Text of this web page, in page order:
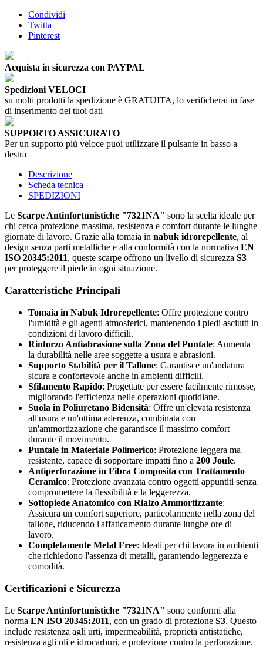
Condividi
Twitta
Pinterest
Acquista in sicurezza con PAYPAL
Spedizioni VELOCI
su molti prodotti la spedizione è GRATUITA, lo verificherai in fase
di inserimento dei tuoi dati
SUPPORTO ASSICURATO
Per un supporto più veloce puoi utilizzare il pulsante in basso a
destra
Descrizione
Scheda tecnica
SPEDIZIONI
Le Scarpe Antinfortunistiche "7321NA" sono la scelta ideale per
chi cerca protezione massima, resistenza e comfort durante le lunghe
giornate di lavoro. Grazie alla tomaia in nabuk idrorepellente, al
design senza parti metalliche e alla conformità con la normativa EN
ISO 20345:2011, queste scarpe offrono un livello di sicurezza S3
per proteggere il piede in ogni situazione.
Caratteristiche Principali
Tomaia in Nabuk Idrorepellente: Offre protezione contro
l'umidità e gli agenti atmosferici, mantenendo i piedi asciutti in
condizioni di lavoro difficili.
Rinforzo Antiabrasione sulla Zona del Puntale: Aumenta
la durabilità nelle aree soggette a usura e abrasioni.
Supporto Stabilità per il Tallone: Garantisce un'andatura
sicura e confortevole anche in ambienti difficili.
Sfilamento Rapido: Progettate per essere facilmente rimosse,
migliorando l'efficienza nelle operazioni quotidiane.
Suola in Poliuretano Bidensità: Offre un'elevata resistenza
all'usura e un'ottima aderenza, combinata con
un'ammortizzazione che garantisce il massimo comfort
durante il movimento.
Puntale in Materiale Polimerico: Protezione leggera ma
resistente, capace di sopportare impatti fino a 200 Joule.
Antiperforazione in Fibra Composita con Trattamento
Ceramico: Protezione avanzata contro oggetti appuntiti senza
compromettere la flessibilità e la leggerezza.
Sottopiede Anatomico con Rialzo Ammortizzante:
Assicura un comfort superiore, particolarmente nella zona del
tallone, riducendo l'affaticamento durante lunghe ore di
lavoro.
Completamente Metal Free: Ideali per chi lavora in ambienti
che richiedono l'assenza di metalli, garantendo leggerezza e
comodità.
Certificazioni e Sicurezza
Le Scarpe Antinfortunistiche "7321NA" sono conformi alla
norma EN ISO 20345:2011, con un grado di protezione S3. Questo
include resistenza agli urti, impermeabilità, proprietà antistatiche,
resistenza agli oli e idrocarburi, e protezione contro la perforazione.